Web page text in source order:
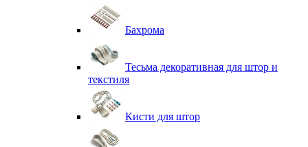
Бахрома
Тесьма декоративная для штор и
текстиля
Кисти для штор